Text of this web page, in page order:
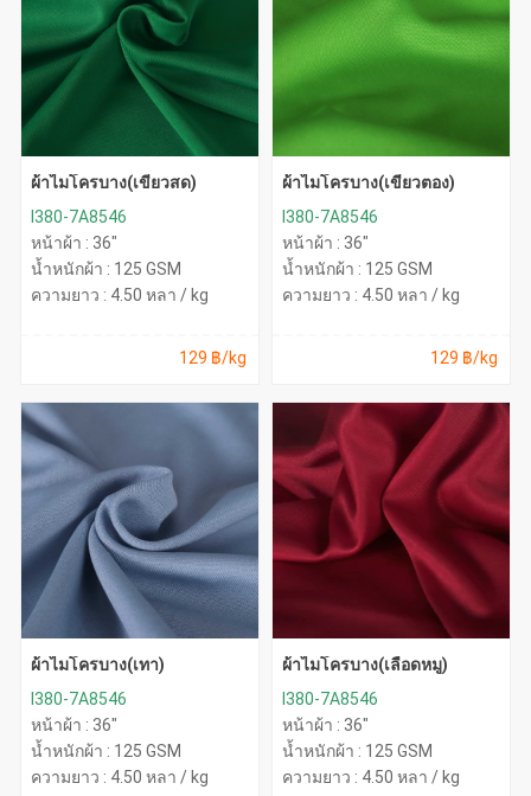
ผ้าไมโครบาง(เขียวสด)
I380-7A8546
หน้าผ้า : 36"
น้ำหนักผ้า : 125 GSM
ความยาว : 4.50 หลา / kg
129 ฿/kg
ผ้าไมโครบาง(เขียวตอง)
I380-7A8546
หน้าผ้า : 36"
น้ำหนักผ้า : 125 GSM
ความยาว : 4.50 หลา / kg
129 ฿/kg
ผ้าไมโครบาง(เทา)
I380-7A8546
หน้าผ้า : 36"
น้ำหนักผ้า : 125 GSM
ความยาว : 4.50 หลา / kg
ผ้าไมโครบาง(เลือดหมู)
I380-7A8546
หน้าผ้า : 36"
น้ำหนักผ้า : 125 GSM
ความยาว : 4.50 หลา / kg